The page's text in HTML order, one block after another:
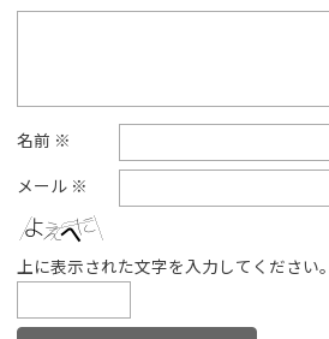
名前 ※
メール ※
上に表示された文字を入力してください。